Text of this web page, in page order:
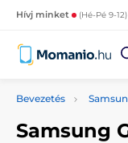
Hívj minket (Hé-Pé 9-12)
Bevezetés
Samsung